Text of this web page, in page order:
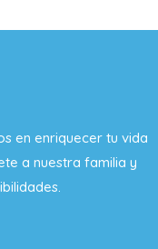
en enriquecer tu vida
a nuestra familia y